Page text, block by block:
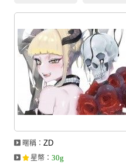
活動&消息
同人誌活動
最新消息
同人相關店家
同人社團
暱稱：ZD
星幣 ：30g